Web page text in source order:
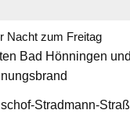
Nacht zum Freitag
Bad Hönningen
Stradmann-